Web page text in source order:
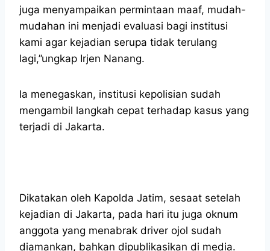
juga menyampaikan permintaan maaf, mudah-
mudahan ini menjadi evaluasi bagi institusi
kami agar kejadian serupa tidak terulang
lagi,”ungkap Irjen Nanang.
Ia menegaskan, institusi kepolisian sudah
mengambil langkah cepat terhadap kasus yang
terjadi di Jakarta.
Dikatakan oleh Kapolda Jatim, sesaat setelah
kejadian di Jakarta, pada hari itu juga oknum
anggota yang menabrak driver ojol sudah
diamankan, bahkan dipublikasikan di media.